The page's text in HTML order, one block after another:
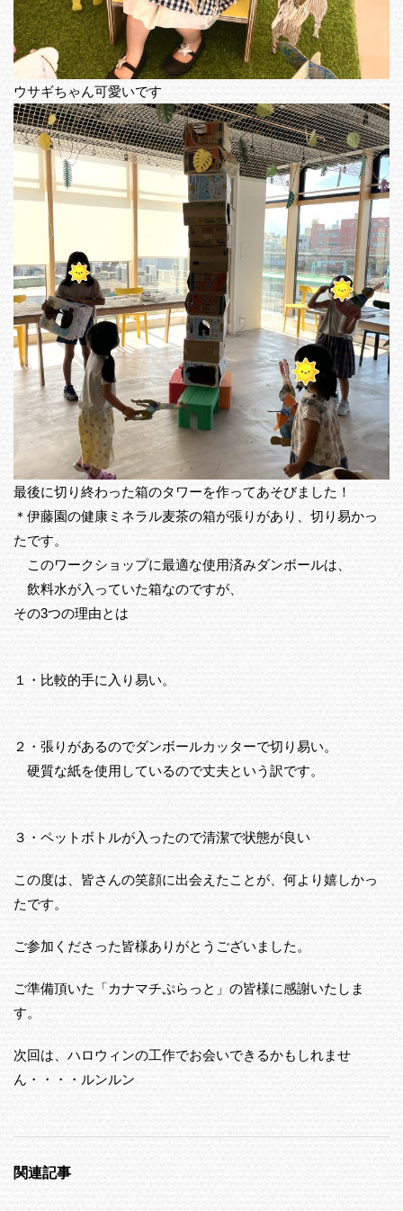
ウサギちゃん可愛いです
最後に切り終わった箱のタワーを作ってあそびました！
＊伊藤園の健康ミネラル麦茶の箱が張りがあり、切り易かっ
たです。
このワークショップに最適な使用済みダンボールは、
飲料水が入っていた箱なのですが、
その3つの理由とは
１・比較的手に入り易い。
２・張りがあるのでダンボールカッターで切り易い。
硬質な紙を使用しているので丈夫という訳です。
３・ペットボトルが入ったので清潔で状態が良い
この度は、皆さんの笑顔に出会えたことが、何より嬉しかっ
たです。
ご参加くださった皆様ありがとうございました。
ご準備頂いた「カナマチぷらっと」の皆様に感謝いたしま
す。
次回は、ハロウィンの工作でお会いできるかもしれませ
ん・・・・ルンルン
関連記事